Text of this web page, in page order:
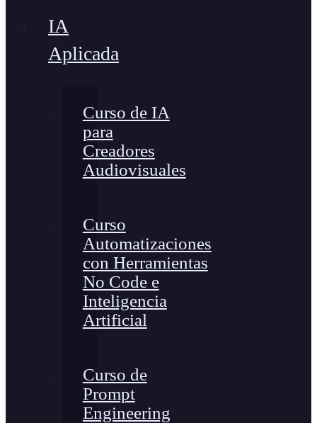
IA
Aplicada
Curso de IA
para
Creadores
Audiovisuales
Curso
Automatizaciones
con Herramientas
No Code e
Inteligencia
Artificial
Curso de
Prompt
Engineering